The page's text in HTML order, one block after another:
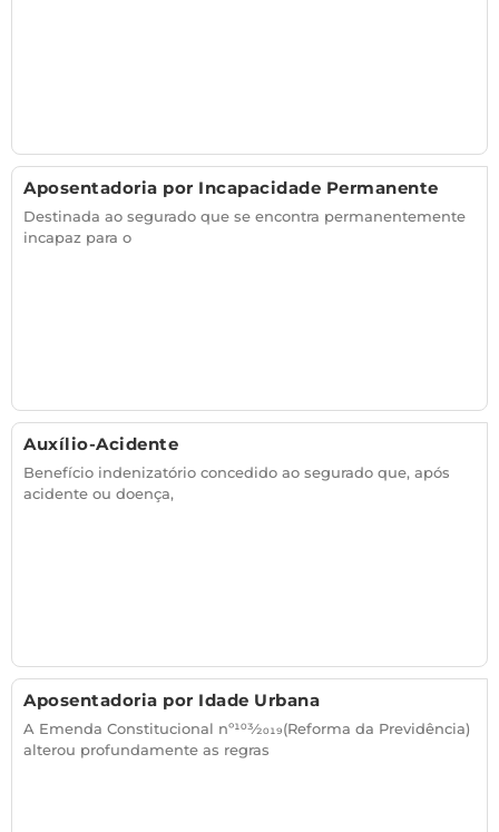
Aposentadoria por Incapacidade Permanente
Destinada ao segurado que se encontra permanentemente
incapaz para o
Auxílio-Acidente
Benefício indenizatório concedido ao segurado que, após
acidente ou doença,
Aposentadoria por Idade Urbana
A Emenda Constitucional nº103⁄2019(Reforma da Previdência)
alterou profundamente as regras